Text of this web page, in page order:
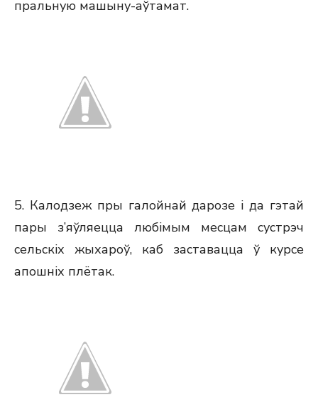
пральную машыну-аўтамат.
5. Калодзеж пры галойнай дарозе і да гэтай
пары з’яўляецца любімым месцам сустрэч
сельскіх жыхароў, каб заставацца ў курсе
апошніх плётак.